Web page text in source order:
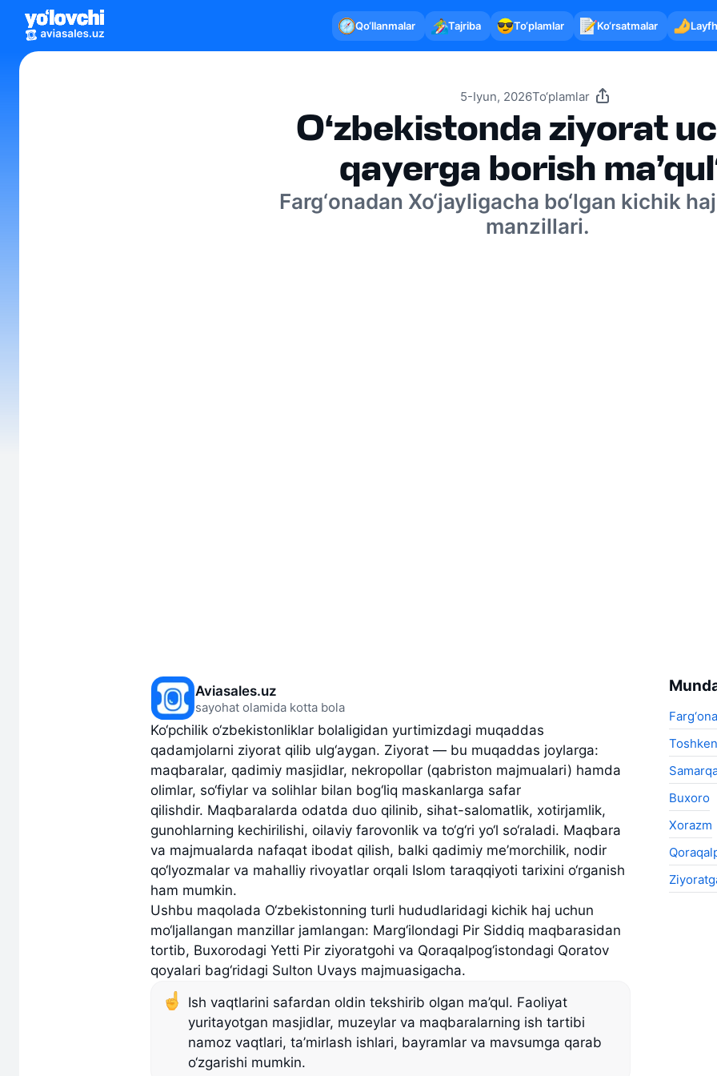
Qo‘llanmalar Tajriba To‘plamlar Ko‘rsatmalar
5-Iyun, 2026To‘plamlar
O‘zbekistonda ziyorat
qayerga borish
Farg‘onadan Xo‘jayligacha bo‘lgan kichik
manzillari.
Aviasales.uz
sayohat olamida kotta bola
Ko‘pchilik o‘zbekistonliklar bolaligidan yurtimizdagi muqaddas
qadamjolarni ziyorat qilib ulg‘aygan. Ziyorat — bu muqaddas joylarga:
maqbaralar, qadimiy masjidlar, nekropollar (qabriston majmualari) hamda
olimlar, so‘fiylar va solihlar bilan bog‘liq maskanlarga safar
qilishdir. Maqbaralarda odatda duo qilinib, sihat-salomatlik, xotirjamlik,
gunohlarning kechirilishi, oilaviy farovonlik va to‘g‘ri yo‘l so‘raladi. Maqbara
va majmualarda nafaqat ibodat qilish, balki qadimiy me’morchilik, nodir
qo‘lyozmalar va mahalliy rivoyatlar orqali Islom taraqqiyoti tarixini o‘rganish
ham mumkin.
Ushbu maqolada O‘zbekistonning turli hududlaridagi kichik haj uchun
mo‘ljallangan manzillar jamlangan: Marg‘ilondagi Pir Siddiq maqbarasidan
tortib, Buxorodagi Yetti Pir ziyoratgohi va Qoraqalpog‘istondagi Qoratov
qoyalari bag‘ridagi Sulton Uvays majmuasigacha.
Ish vaqtlarini safardan oldin tekshirib olgan ma’qul. Faoliyat
yuritayotgan masjidlar, muzeylar va maqbaralarning ish tartibi
namoz vaqtlari, ta’mirlash ishlari, bayramlar va mavsumga qarab
o‘zgarishi mumkin.
Buxoro
Xorazm